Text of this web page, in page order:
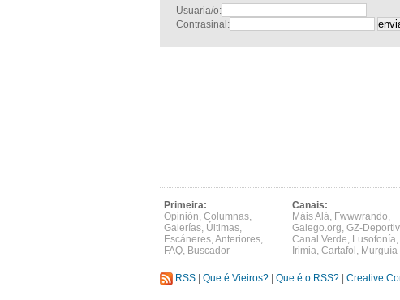
Usuaria/o:
Contrasinal:
Primeira:
Opinión, Columnas,
Galerías, Últimas,
Escáneres,Anteriores,
FAQ, Buscador
Canais:
Máis Alá, Fwwwrando,
Galego.org, GZ-
Canal Verde, Lusofonía,
Irimia, Cartafol , Murguía
RSS Que é Vieiros? Que é o RSS? Creative